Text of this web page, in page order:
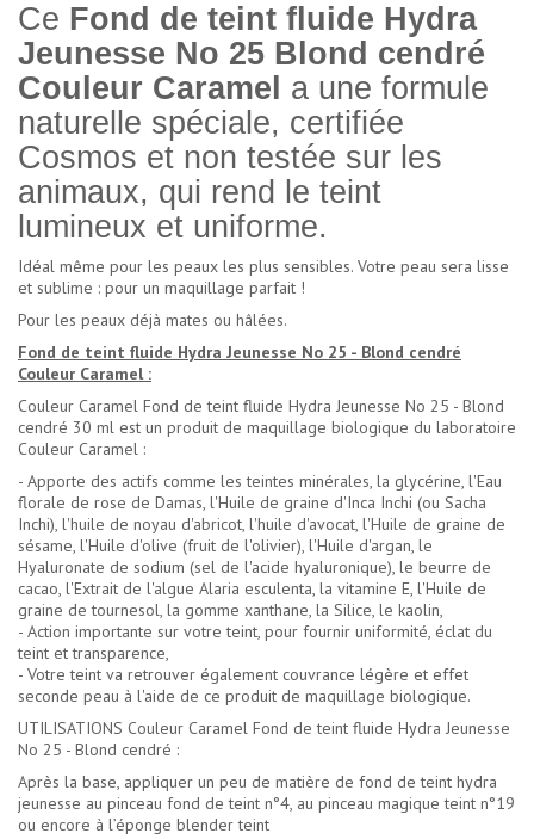
Ce Fond de teint fluide Hydra
Jeunesse No 25 Blond cendré
Couleur Caramel a une formule
naturelle spéciale, certifiée
Cosmos et non testée sur les
animaux, qui rend le teint
lumineux et uniforme.
Idéal même pour les peaux les plus sensibles. Votre peau sera lisse
et sublime : pour un maquillage parfait !
Pour les peaux déjà mates ou hâlées.
Fond de teint fluide Hydra Jeunesse No 25 - Blond cendré
Couleur Caramel :
Couleur Caramel Fond de teint fluide Hydra Jeunesse No 25 - Blond
cendré 30 ml est un produit de maquillage biologique du laboratoire
Couleur Caramel :
- Apporte des actifs comme les teintes minérales, la glycérine, l'Eau
florale de rose de Damas, l'Huile de graine d'Inca Inchi (ou Sacha
Inchi), l'huile de noyau d'abricot, l'huile d'avocat, l'Huile de graine de
sésame, l'Huile d'olive (fruit de l'olivier), l'Huile d'argan, le
Hyaluronate de sodium (sel de l'acide hyaluronique), le beurre de
cacao, l'Extrait de l'algue Alaria esculenta, la vitamine E, l'Huile de
graine de tournesol, la gomme xanthane, la Silice, le kaolin,
- Action importante sur votre teint, pour fournir uniformité, éclat du
teint et transparence,
- Votre teint va retrouver également couvrance légère et effet
seconde peau à l'aide de ce produit de maquillage biologique.
UTILISATIONS Couleur Caramel Fond de teint fluide Hydra Jeunesse
No 25 - Blond cendré :
Après la base, appliquer un peu de matière de fond de teint hydra
jeunesse au pinceau fond de teint n°4, au pinceau magique teint n°19
ou encore à l’éponge blender teint